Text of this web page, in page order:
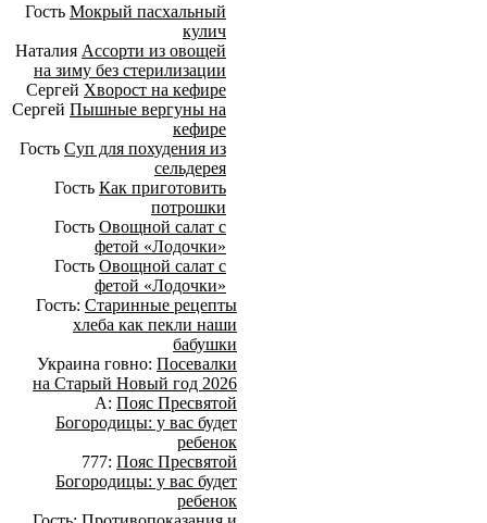
Гость Мокрый пасхальный
кулич
Наталия Ассорти из овощей
на зиму без стерилизации
Сергей Хворост на кефире
Сергей Пышные вергуны на
кефире
Гость Суп для похудения из
сельдерея
Гость Как приготовить
потрошки
Гость Овощной салат с
фетой «Лодочки»
Гость Овощной салат с
фетой «Лодочки»
Гость: Старинные рецепты
хлеба как пекли наши
бабушки
Украина говно: Посевалки
на Старый Новый год 2026
А: Пояс Пресвятой
Богородицы: у вас будет
ребенок
777: Пояс Пресвятой
Богородицы: у вас будет
ребенок